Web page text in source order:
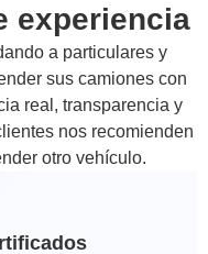
experiencia
a particulares y
sus camiones con
real, transparencia y
nos recomienden
otro vehículo.